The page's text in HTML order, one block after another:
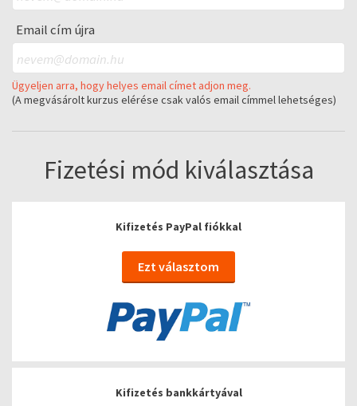
Email cím újra
Ügyeljen arra, hogy helyes email címet adjon meg.
(A megvásárolt kurzus elérése csak valós email címmel lehetséges)
Fizetési mód kiválasztása
Kifizetés PayPal fiókkal
Ezt választom
Kifizetés bankkártyával